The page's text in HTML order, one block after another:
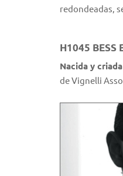
redondeadas,
H1045 BESS
Nacida y
de Vignelli